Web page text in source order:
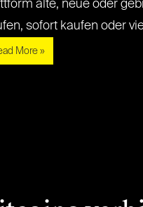
alte, neue oder
sofort kaufen oder
More »